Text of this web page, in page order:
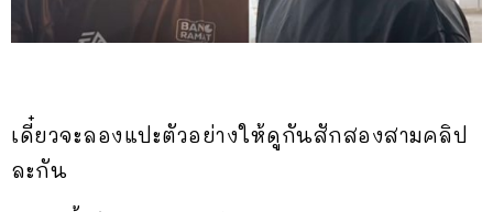
เดี๋ยวจะลองแปะตัวอย่างให้ดูกันสักสองสามคลิป
ละกัน